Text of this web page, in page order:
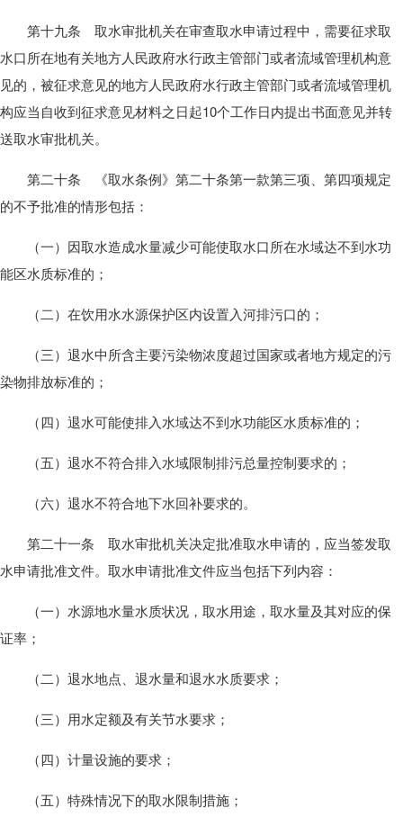
第十九条 取水审批机关在审查取水申请过程中，需要征求取
水口所在地有关地方人民政府水行政主管部门或者流域管理机构意
见的，被征求意见的地方人民政府水行政主管部门或者流域管理机
构应当自收到征求意见材料之日起10个工作日内提出书面意见并转
送取水审批机关。
第二十条 《取水条例》第二十条第一款第三项、第四项规定
的不予批准的情形包括：
（一）因取水造成水量减少可能使取水口所在水域达不到水功
能区水质标准的；
（二）在饮用水水源保护区内设置入河排污口的；
（三）退水中所含主要污染物浓度超过国家或者地方规定的污
染物排放标准的；
（四）退水可能使排入水域达不到水功能区水质标准的；
（五）退水不符合排入水域限制排污总量控制要求的；
（六）退水不符合地下水回补要求的。
第二十一条 取水审批机关决定批准取水申请的，应当签发取
水申请批准文件。取水申请批准文件应当包括下列内容：
（一）水源地水量水质状况，取水用途，取水量及其对应的保
证率；
（二）退水地点、退水量和退水水质要求；
（三）用水定额及有关节水要求；
（四）计量设施的要求；
（五）特殊情况下的取水限制措施；